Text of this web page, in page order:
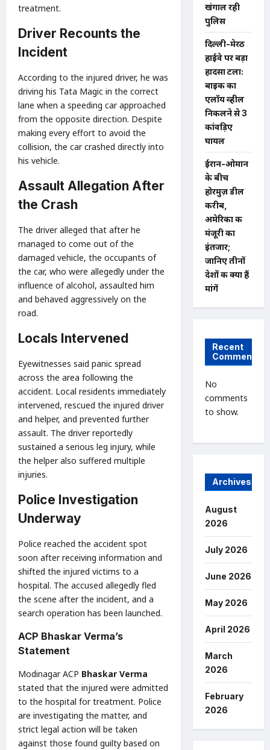
treatment.
Driver Recounts the
Incident
According to the injured driver, he was
driving his Tata Magic in the correct
lane when a speeding car approached
from the opposite direction. Despite
making every effort to avoid the
collision, the car crashed directly into
his vehicle.
Assault Allegation After
the Crash
The driver alleged that after he
managed to come out of the
damaged vehicle, the occupants of
the car, who were allegedly under the
influence of alcohol, assaulted him
and behaved aggressively on the
road.
Locals Intervened
Eyewitnesses said panic spread
across the area following the
accident. Local residents immediately
intervened, rescued the injured driver
and helper, and prevented further
assault. The driver reportedly
sustained a serious leg injury, while
the helper also suffered multiple
injuries.
Police Investigation
Underway
Police reached the accident spot
soon after receiving information and
shifted the injured victims to a
hospital. The accused allegedly fled
the scene after the incident, and a
search operation has been launched.
ACP Bhaskar Verma’s
Statement
Modinagar ACP Bhaskar Verma
stated that the injured were admitted
to the hospital for treatment. Police
are investigating the matter, and
strict legal action will be taken
against those found guilty based on
खंगाल रही
पुलिस
दिल्ली-मेरठ
हाईवे पर बड़ा
हादसा टला:
बाइक का
एलॉय व्हील
निकलने से 3
कांवड़िए
घायल
ईरान-ओमान
के बीच
होरमुज़ डील
करीब,
अमेरिका की
मंजूरी का
इंतजार;
जानिए तीनों
देशों की क्या हैं
मांगें
Recent
Comments
No
comments
to show.
Archives
August
2026
July 2026
June 2026
May 2026
April 2026
March
2026
February
2026